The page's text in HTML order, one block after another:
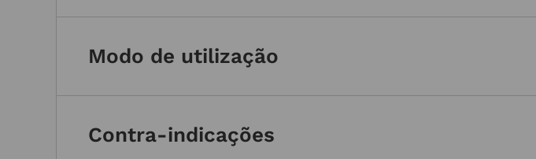
Modo de utilização
Contra-indicações